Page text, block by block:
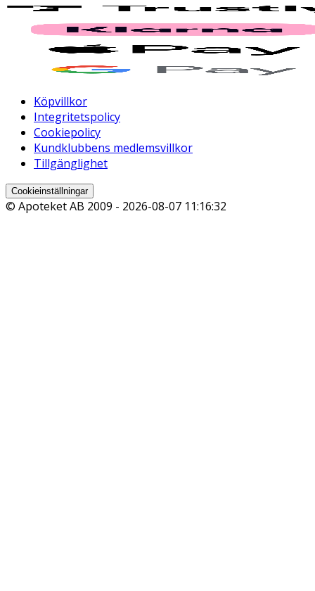
Köpvillkor
Integritetspolicy
Cookiepolicy
Kundklubbens medlemsvillkor
Tillgänglighet
Cookieinställningar
© Apoteket AB 2009 - 2026-08-07 11:16:32